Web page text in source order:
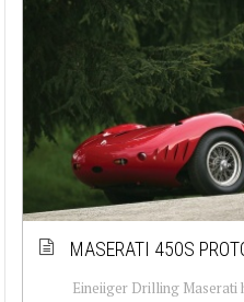
MASERATI 450S
Eineiiger Drilling Maserati